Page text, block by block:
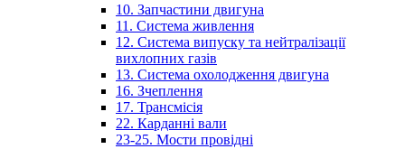
10. Запчастини двигуна
11. Система живлення
12. Система випуску та нейтралізації
вихлопних газів
13. Система охолодження двигуна
16. Зчеплення
17. Трансмісія
22. Карданні вали
23-25. Мости провідні